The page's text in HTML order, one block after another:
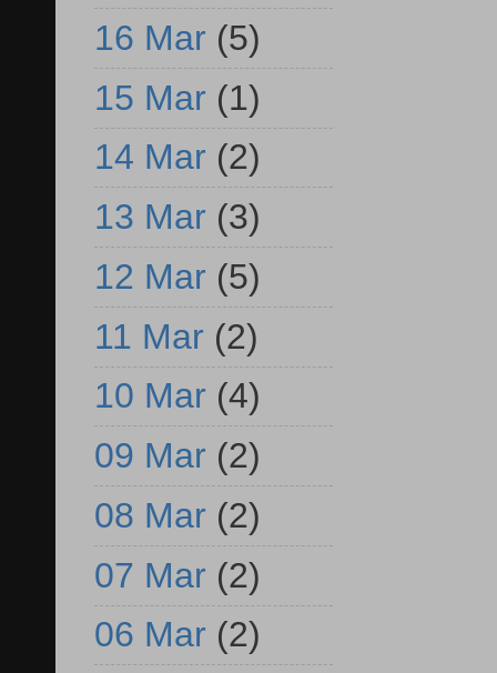
16 Mar (5)
15 Mar (1)
14 Mar (2)
13 Mar (3)
12 Mar (5)
11 Mar (2)
10 Mar (4)
09 Mar (2)
08 Mar (2)
07 Mar (2)
06 Mar (2)